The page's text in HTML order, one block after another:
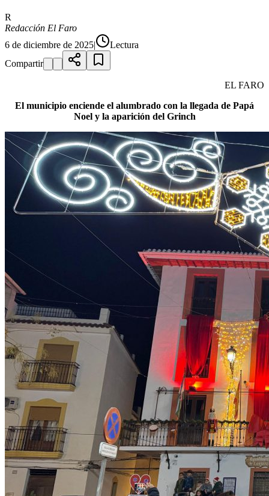
R
Redacción El Faro
6 de diciembre de 2025|
Lectura
Compartir
EL FARO
El municipio enciende el alumbrado con la llegada de Papá
Noel y la aparición del Grinch